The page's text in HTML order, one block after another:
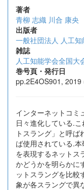
著者
青柳 志織 川合 康央
出版者
一般社団法人 人工知
雑誌
人工知能学会全国大
巻号頁・発行日
pp.2E4OS901,
インターネットコミ
日々進化している.
トスラング」と呼
ば使用されている.
を表現するネットス
かどうかを明らかに
ットスラングを比較
象が各スラングで異